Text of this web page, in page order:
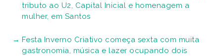
tributo ao U2, Capital Inicial e homenagem a
mulher, em Santos
Festa Inverno Criativo começa sexta com muita
gastronomia, música e lazer ocupando dois